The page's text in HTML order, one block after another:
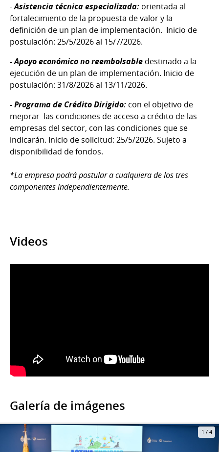
​-Asistencia técnica especializada​: orientada al
fortalecimiento de la propuesta de valor y la
definición de un plan de implementación. Inicio de
postulación: 25/5/2026 al ​15/7/2026.
​- Apoyo económico no reembolsable destinado a la
ejecución de un plan de implementación. Inicio de
postulación: 31/8/2026 al 13/11/2026.
- Programa de Crédito Dirigido​: con el objetivo de
mejorar las condiciones de acceso a crédito de las
empresas del sector, con las condiciones que se
indicarán. Inicio de solicitud: 25/5/2026. Sujeto a
disponibilidad de fondos.
*La empresa podrá postular a cualquiera de los tres
componentes independientemente.
Videos
Galería de imágenes
1 / 4